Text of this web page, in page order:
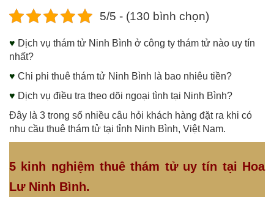
5/5 - (130 bình chọn)
♥ Dịch vụ thám tử Ninh Bình ở công ty thám tử nào uy tín
nhất?
♥ Chi phi thuê thám tử Ninh Bình là bao nhiêu tiền?
♥ Dịch vụ điều tra theo dõi ngoại tình tại Ninh Bình?
Đây là 3 trong số nhiều câu hỏi khách hàng đặt ra khi có
nhu cầu thuê thám tử tại tỉnh Ninh Bình, Việt Nam.
5 kinh nghiệm thuê thám tử uy tín tại Hoa
Lư Ninh Bình.